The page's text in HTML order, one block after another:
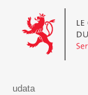
Le
udata